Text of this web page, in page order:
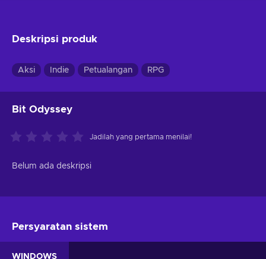
Deskripsi produk
Aksi Indie Petualangan RPG
Bit Odyssey
Jadilah yang pertama menilai!
Belum ada deskripsi
Persyaratan sistem
WINDOWS